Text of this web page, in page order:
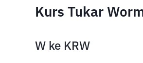
Kurs Tukar
W ke KRW